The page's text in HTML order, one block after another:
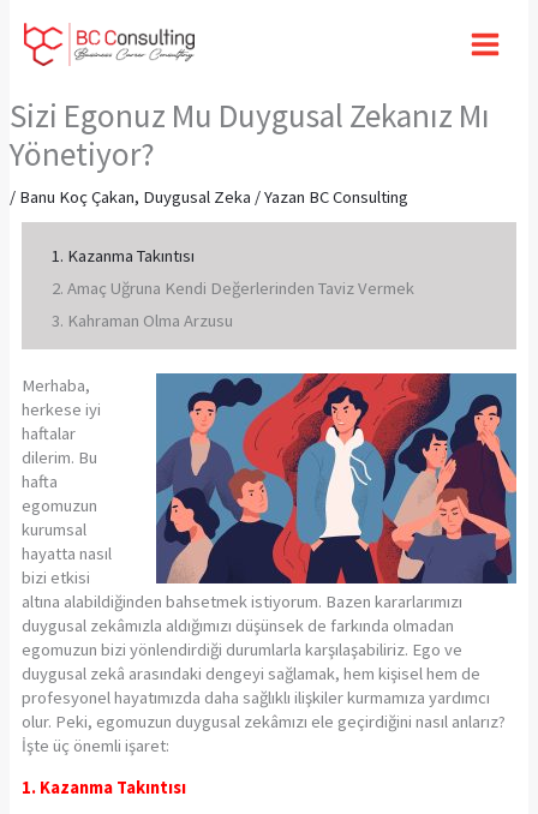
atla
Sizi Egonuz Mu Duygusal Zekanız Mı
Yönetiyor?
/ Banu Koç Çakan, Duygusal Zeka / Yazan BC Consulting
1. Kazanma Takıntısı
2. Amaç Uğruna Kendi Değerlerinden Taviz Vermek
3. Kahraman Olma Arzusu
Merhaba,
herkese iyi
haftalar
dilerim. Bu
hafta
egomuzun
kurumsal
hayatta nasıl
bizi etkisi
altına alabildiğinden bahsetmek istiyorum. Bazen kararlarımızı
duygusal zekâmızla aldığımızı düşünsek de farkında olmadan
egomuzun bizi yönlendirdiği durumlarla karşılaşabiliriz. Ego ve
duygusal zekâ arasındaki dengeyi sağlamak, hem kişisel hem de
profesyonel hayatımızda daha sağlıklı ilişkiler kurmamıza yardımcı
olur. Peki, egomuzun duygusal zekâmızı ele geçirdiğini nasıl anlarız?
İşte üç önemli işaret:
1. Kazanma Takıntısı